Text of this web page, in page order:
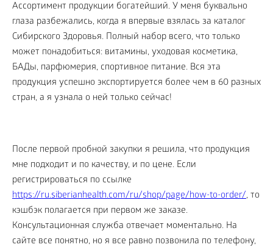
Ассортимент продукции богатейший. У меня буквально
глаза разбежались, когда я впервые взялась за каталог
Сибирского Здоровья. Полный набор всего, что только
может понадобиться: витамины, уходовая косметика,
БАДы, парфюмерия, спортивное питание. Вся эта
продукция успешно экспортируется более чем в 60 разных
стран, а я узнала о ней только сейчас!
После первой пробной закупки я решила, что продукция
мне подходит и по качеству, и по цене. Если
регистрироваться по ссылке
https://ru.siberianhealth.com/ru/shop/page/how-to-order/, то
кэшбэк полагается при первом же заказе.
Консультационная служба отвечает моментально. На
сайте все понятно, но я все равно позвонила по телефону,